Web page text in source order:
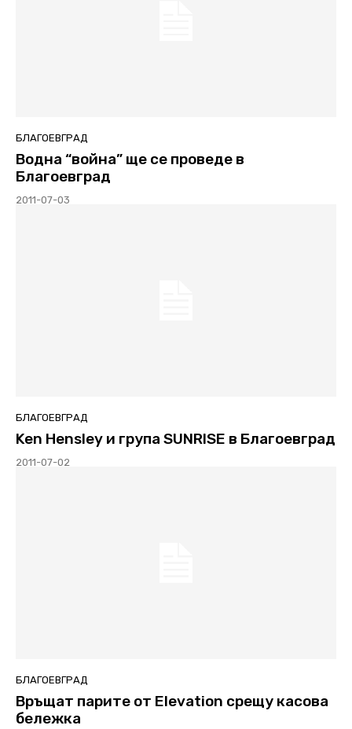
БЛАГОЕВГРАД
Водна “война” ще се проведе в
Благоевград
2011-07-03
БЛАГОЕВГРАД
Ken Hensley и група SUNRISE в Благоевград
2011-07-02
БЛАГОЕВГРАД
Връщат парите от Elevation срещу касова
бележка